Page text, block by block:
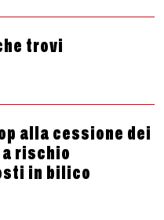
trovi
alla cessione dei
rischio
in bilico